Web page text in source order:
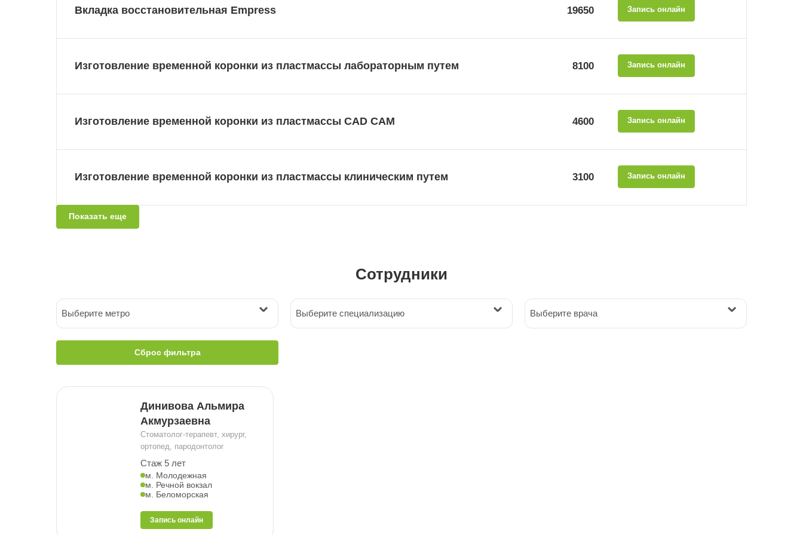
Вкладка восстановительная Empress 19650 Запись онлайн
Изготовление временной коронки из пластмассы лабораторным путем 8100 Запись онлайн
Изготовление временной коронки из пластмассы CAD CAM 4600 Запись онлайн
Изготовление временной коронки из пластмассы клиническим путем 3100 Запись онлайн
Показать еще
Сотрудники
Выберите метро Выберите специализацию Выберите врача
Сброс фильтра
Динивова Альмира
Акмурзаевна
Стоматолог-терапевт, хирург,
ортопед, пародонтолог
Стаж 5 лет
м. Молодежная
м. Речной вокзал
м. Беломорская
Запись онлайн